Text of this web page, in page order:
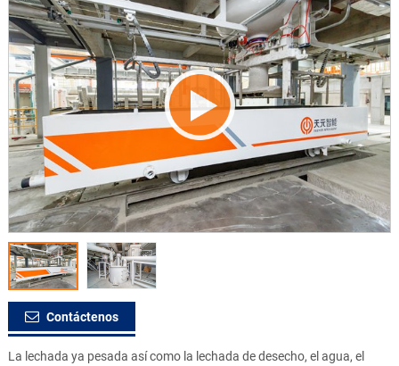
Contáctenos
La lechada ya pesada así como la lechada de desecho, el agua, el